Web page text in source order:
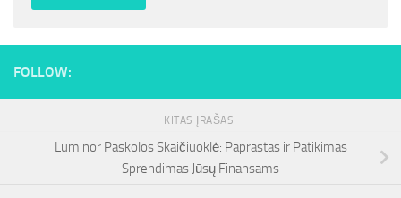
FOLLOW:
KITAS ĮRAŠAS
Luminor Paskolos Skaičiuoklė: Paprastas ir Patikimas
Sprendimas Jūsų Finansams